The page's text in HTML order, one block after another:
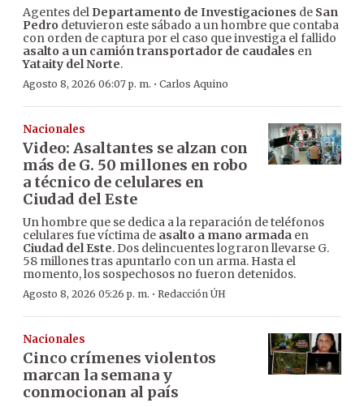
Agentes del Departamento de Investigaciones de San
Pedro detuvieron este sábado a un hombre que contaba
con orden de captura por el caso que investiga el fallido
asalto a un camión transportador de caudales en
Yataity del Norte.
Agosto 8, 2026 06:07 p. m. · Carlos Aquino
Nacionales
Video: Asaltantes se alzan con
más de G. 50 millones en robo
a técnico de celulares en
Ciudad del Este
Un hombre que se dedica a la reparación de teléfonos
celulares fue víctima de asalto a mano armada en
Ciudad del Este. Dos delincuentes lograron llevarse G.
58 millones tras apuntarlo con un arma. Hasta el
momento, los sospechosos no fueron detenidos.
Agosto 8, 2026 05:26 p. m. · Redacción ÚH
Nacionales
Cinco crímenes violentos
marcan la semana y
conmocionan al país